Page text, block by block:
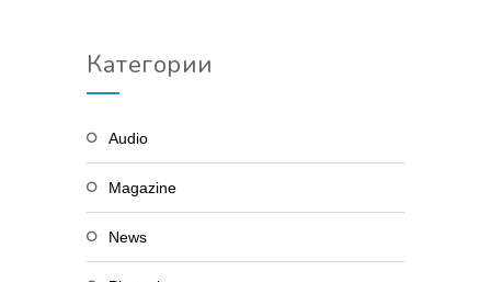
Категории
Audio
Magazine
News